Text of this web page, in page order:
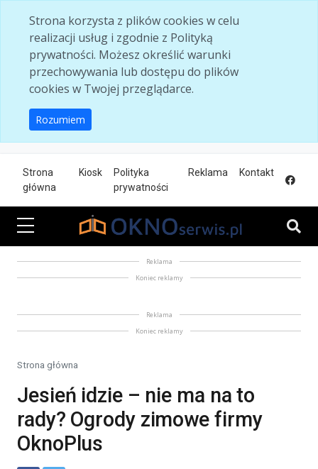
Strona korzysta z plików cookies w celu
realizacji usług i zgodnie z Polityką
prywatności. Możesz określić warunki
przechowywania lub dostępu do plików
cookies w Twojej przeglądarce.
Rozumiem
Strona
główna
Kiosk
Polityka
prywatności
Reklama Kontakt
Reklama
Koniec reklamy
Reklama
Koniec reklamy
Strona główna
Jesień idzie – nie ma na to
rady? Ogrody zimowe firmy
OknoPlus